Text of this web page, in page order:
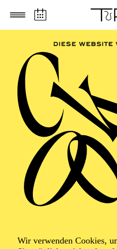
Zum Hauptinhalt springen
Wir verwenden Cookies,
The